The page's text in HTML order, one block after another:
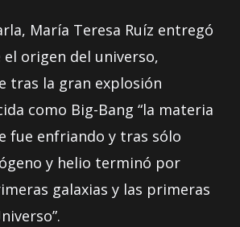
María Teresa Ruíz entregó
origen del universo,
tras la gran explosión
como Big-Bang “la materia
fue enfriando y tras sólo
y helio terminó por
galaxias y las primeras